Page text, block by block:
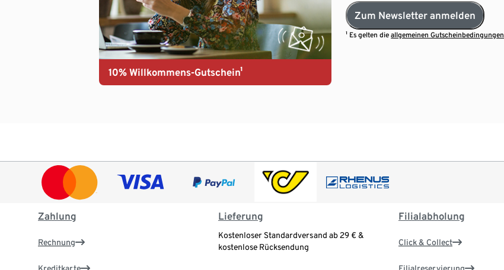
10% Willkommens-Gutschein¹
Zum Newsletter anmelden
¹ Es gelten dieallgemeinen Gutscheinbedingungen
Zahlung
Rechnung
Lieferung
Kostenloser Standardversand ab 29 € &
kostenlose Rücksendung
Filialabholung
Click & Collect